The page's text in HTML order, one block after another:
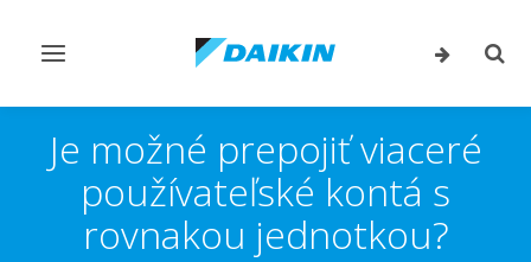
Prepnúť
Je možné prepojiť viaceré
používateľské kontá s
rovnakou jednotkou?